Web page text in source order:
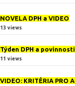
NOVELA DPH a VIDEO
13 views
Týden DPH a
11 views
VIDEO: KRITÉRIA PRO